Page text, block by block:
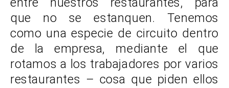
que no se estanquen. Tenemos
como una especie de circuito dentro
de la empresa, mediante el que
rotamos a los trabajadores por varios
restaurantes – cosa que piden ellos